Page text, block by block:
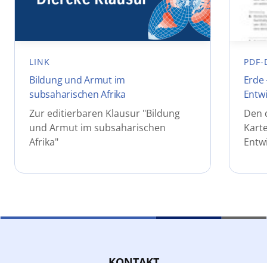
LINK
Bildung und Armut im
subsaharischen Afrika
Zur editierbaren Klausur "Bildung
und Armut im subsaharischen
Afrika"
PDF-
Den